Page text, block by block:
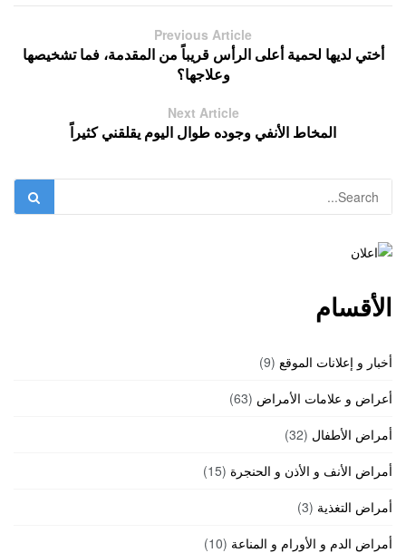
Previous Article
أختي لديها لحمية أعلى الرأس قريباً من المقدمة، فما تشخيصها
وعلاجها؟
Next Article
المخاط الأنفي وجوده طوال اليوم يقلقني كثيراً
الأقسام
أخبار و إعلانات الموقع (9)
أعراض و علامات الأمراض (63)
أمراض الأطفال (32)
أمراض الأنف و الأذن و الحنجرة (15)
أمراض التغذية (3)
أمراض الدم و الأورام و المناعة (10)